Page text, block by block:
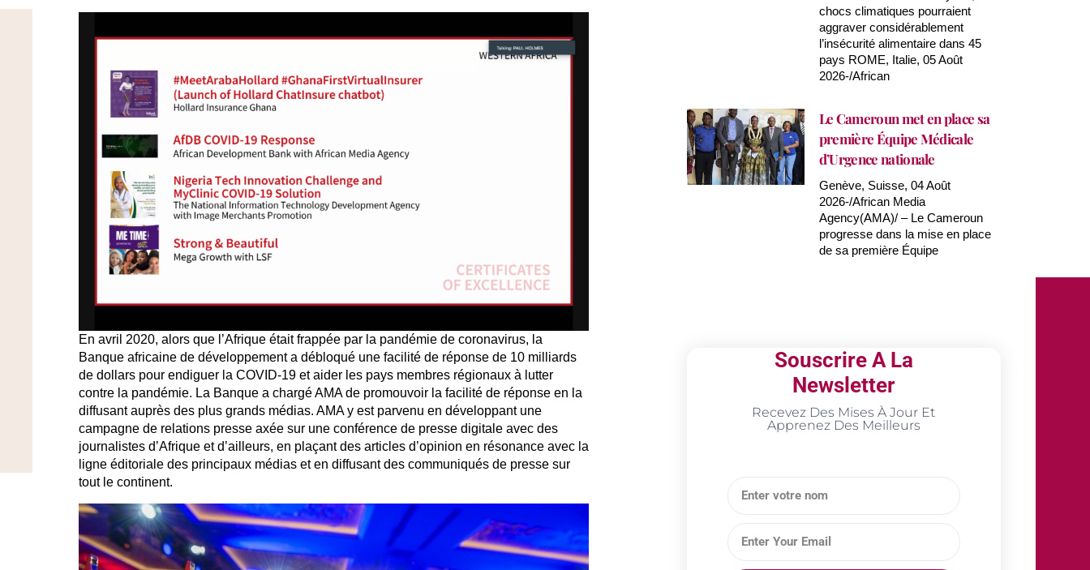
En avril 2020, alors que l’Afrique était frappée par la pandémie de coronavirus, la
Banque africaine de développement a débloqué une facilité de réponse de 10 milliards
de dollars pour endiguer la COVID-19 et aider les pays membres régionaux à lutter
contre la pandémie. La Banque a chargé AMA de promouvoir la facilité de réponse en la
diffusant auprès des plus grands médias. AMA y est parvenu en développant une
campagne de relations presse axée sur une conférence de presse digitale avec des
journalistes d’Afrique et d’ailleurs, en plaçant des articles d’opinion en résonance avec la
ligne éditoriale des principaux médias et en diffusant des communiqués de presse sur
tout le continent.
chocs climatiques pourraient
aggraver considérablement
l’insécurité alimentaire dans 45
pays ROME, Italie, 05 Août
2026-/African
Le Cameroun met en place sa
première Équipe Médicale
d’Urgence nationale
Genève, Suisse, 04 Août
2026-/African Media
Agency(AMA)/ – Le Cameroun
progresse dans la mise en place
de sa première Équipe
Souscrire A La
Newsletter
Recevez Des Mises À Jour Et
Apprenez Des Meilleurs